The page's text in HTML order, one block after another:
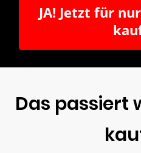
JA! Jetzt für
Das passiert